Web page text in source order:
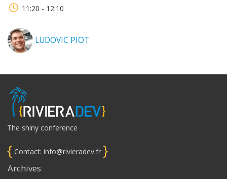
11:20 - 12:10
LUDOVIC PIOT
The shiny conference
{ Contact: info@rivieradev.fr }
Archives